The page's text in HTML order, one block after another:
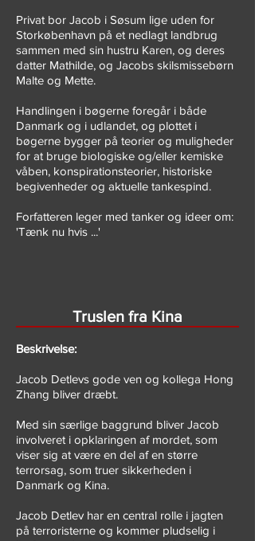
Privat bor Jacob i Søsum lige uden for
Storkøbenhavn på et nedlagt landbrug
sammen med sin hustru Karen, og deres
datter Mathilde, og Jacobs skilsmissebørn
Malte og Mette.
Handlingen i bøgerne foregår i både
Danmark og i udlandet, og plottet i
bøgerne bygger på teorier og muligheder
for at bruge biologiske og/eller kemiske
våben, konspirationsteorier, historiske
begivenheder og aktuelle tankespind.
Forfatteren leger med tanker og ideer om:
'Tænk nu hvis ...'
Truslen fra Kina
Beskrivelse:
Jacob Detlevs gode ven og kollega Hong
Zhang bliver dræbt.
Med sin særlige baggrund bliver Jacob
involveret i opklaringen af mordet, som
viser sig at være en del af en større
terrorsag, som truer sikkerheden i
Danmark og Kina.
Jacob Detlev har en central rolle i jagten
på terroristerne og kommer pludselig i